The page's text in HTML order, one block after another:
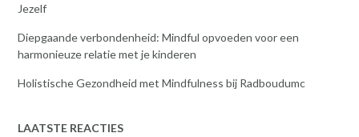
Jezelf
Diepgaande verbondenheid: Mindful opvoeden voor een
harmonieuze relatie met je kinderen
Holistische Gezondheid met Mindfulness bij Radboudumc
LAATSTE REACTIES